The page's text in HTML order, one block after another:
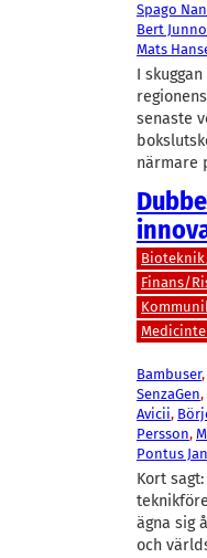
Spago
Bert Junno
Mats
I
senaste
närmare
Finans/
Bambuser,
SenzaGen,
Avicii,
Persson,
Pontus
Kort
ägna sig
och